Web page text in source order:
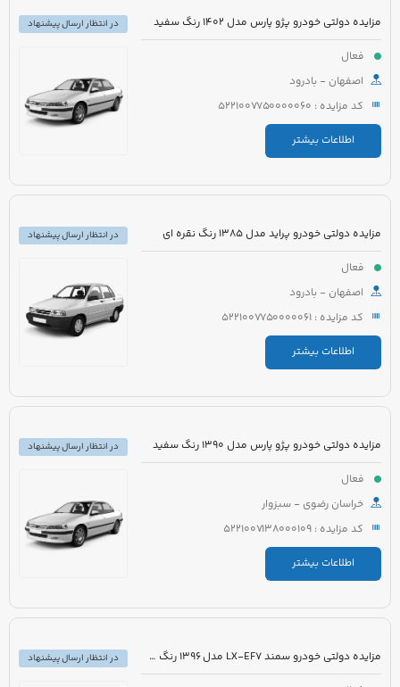
مزایده دولتی خودرو پژو پارس مدل 1402 رنگ سفید
فعال
اصفهان - بادرود
کد مزایده : 5221007750000060
اطلاعات بیشتر
در انتظار ارسال پیشنهاد
مزایده دولتی خودرو پراید مدل 1385 رنگ نقره ای
فعال
اصفهان - بادرود
کد مزایده : 5221007750000061
اطلاعات بیشتر
در انتظار ارسال پیشنهاد
مزایده دولتی خودرو پژو پارس مدل 1390 رنگ سفید
فعال
خراسان رضوی - سبزوار
کد مزایده : 5221007138000109
اطلاعات بیشتر
در انتظار ارسال پیشنهاد
مزایده دولتی خودرو سمند LX-EF7 مدل 1396 رنگ سفید
در انتظار ارسال پیشنهاد